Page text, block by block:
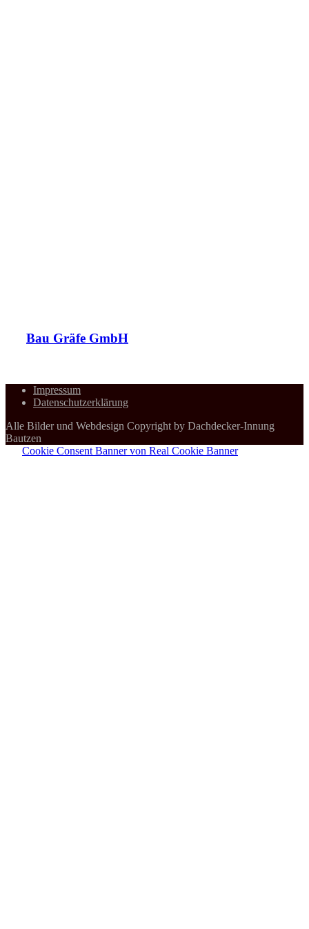
Bau Gräfe GmbH
Impressum
Datenschutzerklärung
Alle Bilder und Webdesign Copyright by Dachdecker-Innung
Bautzen
Cookie Consent Banner von Real Cookie Banner